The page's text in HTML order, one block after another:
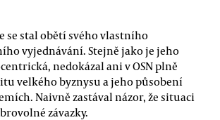
se stal obětí svého vlastního
vyjednávání. Stejně jako je jeho
nedokázal ani v OSN plně
velkého byznysu a jeho působení
Naivně zastával názor, že situaci
závazky.